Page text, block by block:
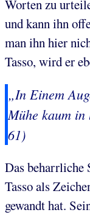
Worten zu
und kann ihn
man ihn hier
Tasso, wird er
„In Einem
Mühe kaum in
61)
Das beharrliche
Tasso als
gewandt hat.